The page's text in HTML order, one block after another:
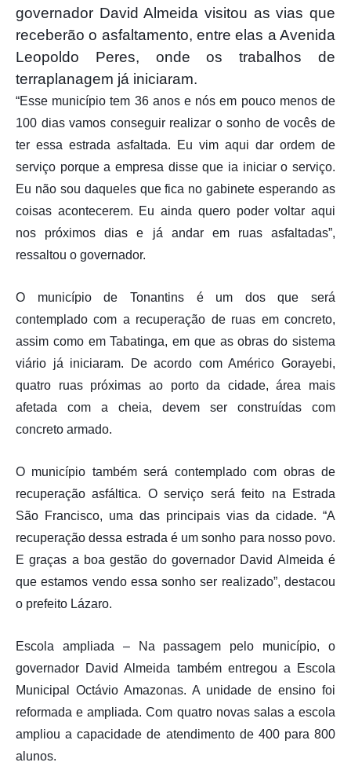
governador David Almeida visitou as vias que
receberão o asfaltamento, entre elas a Avenida
Leopoldo Peres, onde os trabalhos de
terraplanagem já iniciaram.
“Esse município tem 36 anos e nós em pouco menos de
100 dias vamos conseguir realizar o sonho de vocês de
ter essa estrada asfaltada. Eu vim aqui dar ordem de
serviço porque a empresa disse que ia iniciar o serviço.
Eu não sou daqueles que fica no gabinete esperando as
coisas acontecerem. Eu ainda quero poder voltar aqui
nos próximos dias e já andar em ruas asfaltadas”,
ressaltou o governador.
O município de Tonantins é um dos que será
contemplado com a recuperação de ruas em concreto,
assim como em Tabatinga, em que as obras do sistema
viário já iniciaram. De acordo com Américo Gorayebi,
quatro ruas próximas ao porto da cidade, área mais
afetada com a cheia, devem ser construídas com
concreto armado.
O município também será contemplado com obras de
recuperação asfáltica. O serviço será feito na Estrada
São Francisco, uma das principais vias da cidade. “A
recuperação dessa estrada é um sonho para nosso povo.
E graças a boa gestão do governador David Almeida é
que estamos vendo essa sonho ser realizado”, destacou
o prefeito Lázaro.
Escola ampliada – Na passagem pelo município, o
governador David Almeida também entregou a Escola
Municipal Octávio Amazonas. A unidade de ensino foi
reformada e ampliada. Com quatro novas salas a escola
ampliou a capacidade de atendimento de 400 para 800
alunos.